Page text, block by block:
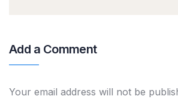
Add a Comment
Your email address will not be